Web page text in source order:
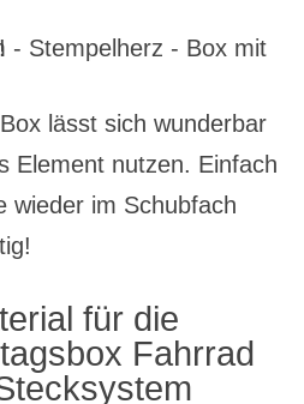
lässt sich wunderbar
Element nutzen. Einfach
wieder im Schubfach
für die
Fahrrad